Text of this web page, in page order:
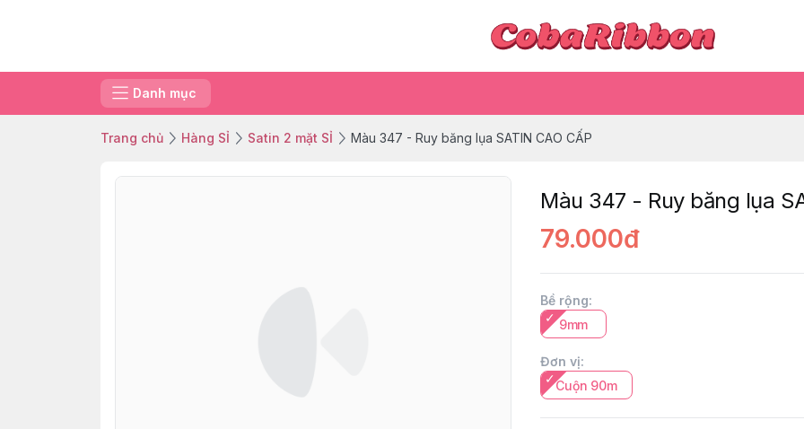
Danh mục
Trang chủ Hàng SỈ Satin 2 mặt SỈ Màu 347 - Ruy băng lụa SATIN CAO CẤP
Màu 347 - Ruy băng lụa
79.000đ
Bề rộng:
9mm
Đơn vị:
Cuộn 90m